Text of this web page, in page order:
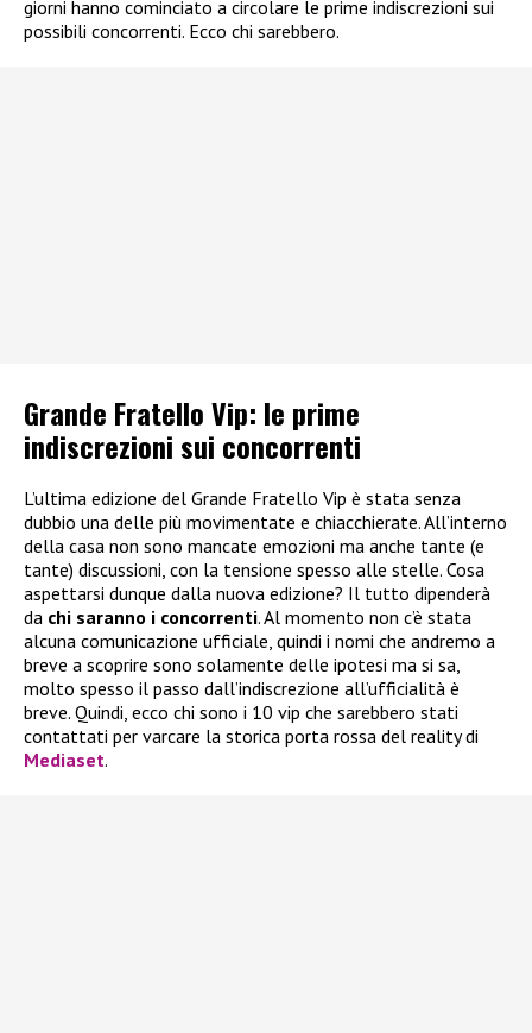
giorni hanno cominciato a circolare le prime indiscrezioni sui
possibili concorrenti. Ecco chi sarebbero.
Grande Fratello Vip: le prime
indiscrezioni sui concorrenti
L’ultima edizione del Grande Fratello Vip è stata senza
dubbio una delle più movimentate e chiacchierate. All’interno
della casa non sono mancate emozioni ma anche tante (e
tante) discussioni, con la tensione spesso alle stelle. Cosa
aspettarsi dunque dalla nuova edizione? Il tutto dipenderà
da chi saranno i concorrenti. Al momento non c’è stata
alcuna comunicazione ufficiale, quindi i nomi che andremo a
breve a scoprire sono solamente delle ipotesi ma si sa,
molto spesso il passo dall’indiscrezione all’ufficialità è
breve. Quindi, ecco chi sono i 10 vip che sarebbero stati
contattati per varcare la storica porta rossa del reality di
Mediaset.